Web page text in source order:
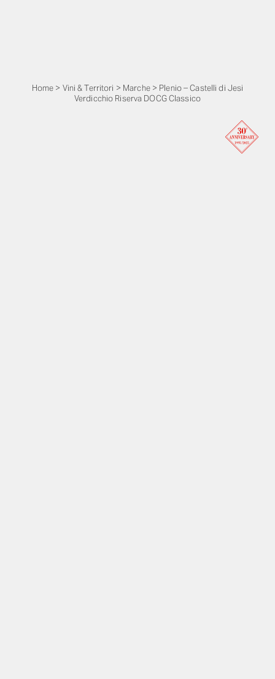
Home > Vini & Territori > Marche> Plenio – Castelli di Jesi
Verdicchio Riserva DOCG Classico